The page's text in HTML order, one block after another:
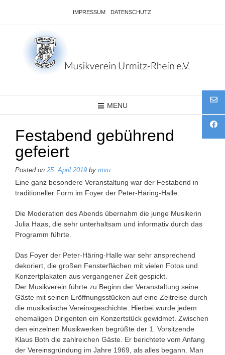
IMPRESSUM DATENSCHUTZ
MENU
Festabend gebührend
gefeiert
Posted on 25. April 2019 by mvu
Eine ganz besondere Veranstaltung war der Festabend in
traditioneller Form im Foyer der Peter-Häring-Halle.
Die Moderation des Abends übernahm die junge Musikerin
Julia Haas, die sehr unterhaltsam und informativ durch das
Programm führte.
Das Foyer der Peter-Häring-Halle war sehr ansprechend
dekoriert, die großen Fensterflächen mit vielen Fotos und
Konzertplakaten aus vergangener Zeit gespickt.
Der Musikverein führte zu Beginn der Veranstaltung seine
Gäste mit seinen Eröffnungsstücken auf eine Zeitreise durch
die musikalische Vereinsgeschichte. Hierbei wurde jedem
ehemaligen Dirigenten ein Konzertstück gewidmet. Zwischen
den einzelnen Musikwerken begrüßte der 1. Vorsitzende
Klaus Both die zahlreichen Gäste. Er berichtete vom Anfang
der Vereinsgründung im Jahre 1969, als alles begann. Man